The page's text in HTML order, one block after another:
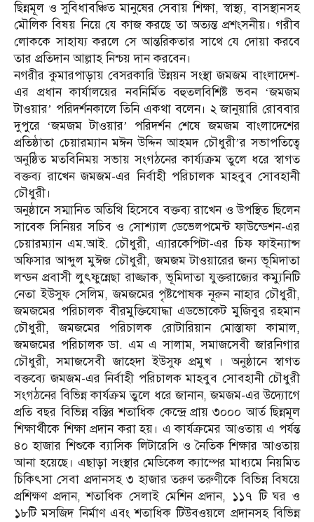
ছিন্নমূল ও সুবিধাবঞ্চিত মানুষের সেবায় শিক্ষা, স্বাস্থ্য, বাসস্থানসহ
মৌলিক বিষয় নিয়ে যে কাজ করছে তা অত্যন্ত প্রশংসনীয়। গরীব
লোককে সাহায্য করলে সে আন্তরিকতার সাথে যে দোয়া করবে
তার প্রতিদান আল্লাহ নিশ্চয় দান করবেন।
নগরীর কুমারপাড়ায় বেসরকারি উন্নয়ন সংস্থা জমজম বাংলাদেশ-
এর প্রধান কার্যালয়ের নবনির্মিত বহুতলবিশিষ্ট ভবন ‘জমজম
টাওয়ার’ পরিদর্শনকালে তিনি একথা বলেন। ২ জানুয়ারি রোববার
দুপুরে ‘জমজম টাওয়ার’ পরিদর্শন শেষে জমজম বাংলাদেশের
প্রতিষ্ঠাতা চেয়ারম্যান মঈন উদ্দিন আহমদ চৌধুরী’র সভাপতিত্বে
অনুষ্ঠিত মতবিনিময় সভায় সংগঠনের কার্য্যক্রম তুলে ধরে স্বাগত
বক্তব্য রাখেন জমজম-এর নির্বাহী পরিচালক মাহবুব সোবহানী
চৌধুরী।
অনুষ্ঠানে সম্মানিত অতিথি হিসেবে বক্তব্য রাখেন ও উপস্থিত ছিলেন
সাবেক সিনিয়র সচিব ও সোশ্যাল ডেভেলপমেন্ট ফাউন্ডেশন-এর
চেয়ারম্যান এম.আই. চৌধুরী, এ্যারকেপিটা-এর চিফ ফাইন্যান্স
অফিসার আব্দুল মুঈজ চৌধুরী, জমজম টাওয়ারের জন্য ভূমিদাতা
লন্ডন প্রবাসী লুৎফুন্নেছা রাজ্জাক, ভূমিদাতা যুক্তরাজ্যের কম্যুনিটি
নেতা ইউসুফ সেলিম, জমজমের পৃষ্টপোষক নূরুন নাহার চৌধুরী,
জমজমের পরিচালক বীরমুক্তিযোদ্ধা এডভোকেট মুজিবুর রহমান
চৌধুরী, জমজমের পরিচালক রোটারিয়ান মোস্তাফা কামাল,
জমজমের পরিচালক ডা. এম এ সালাম, সমাজসেবী জারনিগার
চৌধুরী, সমাজসেবী জাহেদা ইউসুফ প্রমুখ । অনুষ্ঠানে স্বাগত
বক্তব্যে জমজম-এর নির্বাহী পরিচালক মাহবুব সোবহানী চৌধুরী
সংগঠনের বিভিন্ন কার্যক্রম তুলে ধরে জানান, জমজম-এর উদ্যোগে
প্রতি বছর বিভিন্ন বস্তির শতাধিক কেন্দ্রে প্রায় ৩০০০ আর্ত ছিন্নমূল
শিক্ষার্থীকে শিক্ষা প্রদান করা হয়। এ কার্যক্রমের আওতায় এ পর্যন্ত
৪০ হাজার শিশুকে ব্যাসিক লিটারেসি ও নৈতিক শিক্ষার আওতায়
আনা হয়েছে। এছাড়া সংস্থার মেডিকেল ক্যাম্পের মাধ্যমে নিয়মিত
চিকিৎসা সেবা প্রদানসহ ৩ হাজার তরুণ তরুণীকে বিভিন্ন বিষয়ে
প্রশিক্ষণ প্রদান, শতাধিক সেলাই মেশিন প্রদান, ১১৭ টি ঘর ও
১৮টি মসজিদ নির্মাণ এবং শতাধিক টিউবওয়লে প্রদানসহ বিভিন্ন